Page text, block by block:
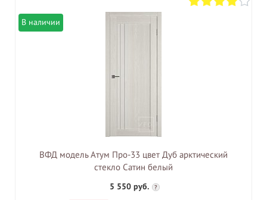
В наличии
ВФД модель Атум Про-33 цвет Дуб арктический
стекло Сатин белый
5 550 руб. ?